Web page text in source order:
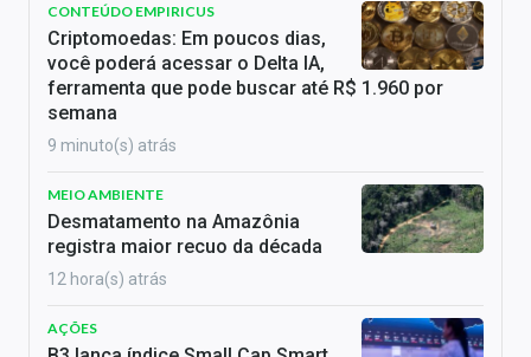
CONTEÚDO EMPIRICUS
Criptomoedas: Em poucos dias,
você poderá acessar o Delta IA,
ferramenta que pode buscar até R$ 1.960 por
semana
9 minuto(s) atrás
MEIO AMBIENTE
Desmatamento na Amazônia
registra maior recuo da década
12 hora(s) atrás
AÇÕES